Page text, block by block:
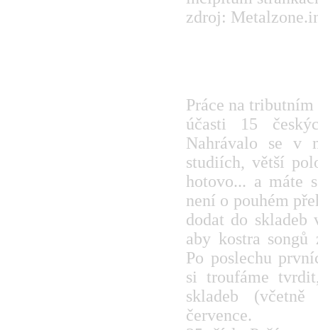
zdroj:
Práce na
účasti 15
Nahrávalo se v
studiích, větší
hotovo... a máte
není o pouhém
dodat do skladeb
aby kostra songů
Po poslechu
si troufáme
skladeb
července.